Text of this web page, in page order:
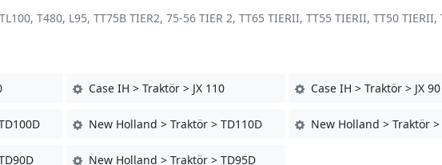
T480, L95, TT75B TIER2, 75-56 TIER 2, TT65 TIERII, TT55 TIERII, TT50
Case IH > Traktör > JX 110 Case IH > Traktör > JX 90
New Holland > Traktör > TD110D New Holland > Traktör >
New Holland > Traktör > TD95D